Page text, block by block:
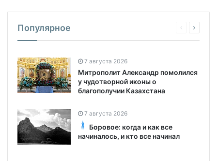
Митрополит Александр помолился
у чудотворной иконы о
благополучии Казахстана
Боровое: когда и как все
начиналось, и кто все начинал